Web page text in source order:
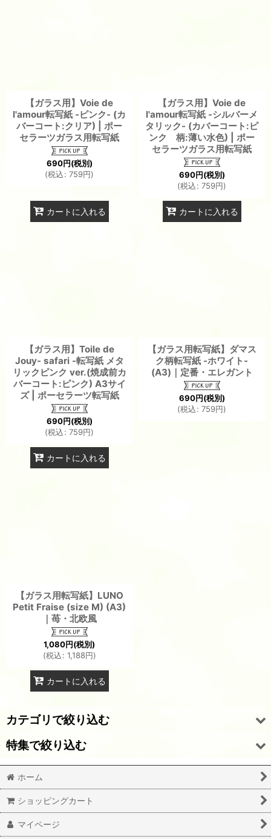
【ガラス用】Voie de
l'amour転写紙 -ピンク- (カ
バーコート:クリア) | ポー
セラーツガラス用転写紙
690円(税別)
(税込: 759円)
カートに入れる
【ガラス用】Voie de
l'amour転写紙 -シルバーメ
タリック- (カバーコート:ピ
ンク 柄:薄い水色) | ポー
セラーツガラス用転写紙
690円(税別)
(税込: 759円)
カートに入れる
【ガラス用】Toile de
Jouy- safari -転写紙 メタ
リックピンク ver.(焼成前カ
バーコート:ピンク) A3サイ
ズ | ポーセラーツ転写紙
690円(税別)
(税込: 759円)
カートに入れる
【ガラス用転写紙】ダマス
ク柄転写紙 -ホワイト-
(A3)｜定番・エレガント
690円(税別)
(税込: 759円)
【ガラス用転写紙】LUNO
Petit Fraise (size M) (A3)
｜苺・北欧風
1,080円(税別)
(税込: 1,188円)
カートに入れる
カテゴリで絞り込む
オーブンポーセ転写紙(170度焼成用）
転写紙（陶磁器用）A3サイズ
転写紙（陶磁器用）A4サイズ
転写紙（ガラス用）A3サイズ
特集で絞り込む
A3サイズ転写紙（陶磁器用）を全て見る
A3サイズ転写紙（ガラス用）を全て見る
☆☆店長のきまぐれお得品☆☆
ホーム
ショッピングカート
マイページ